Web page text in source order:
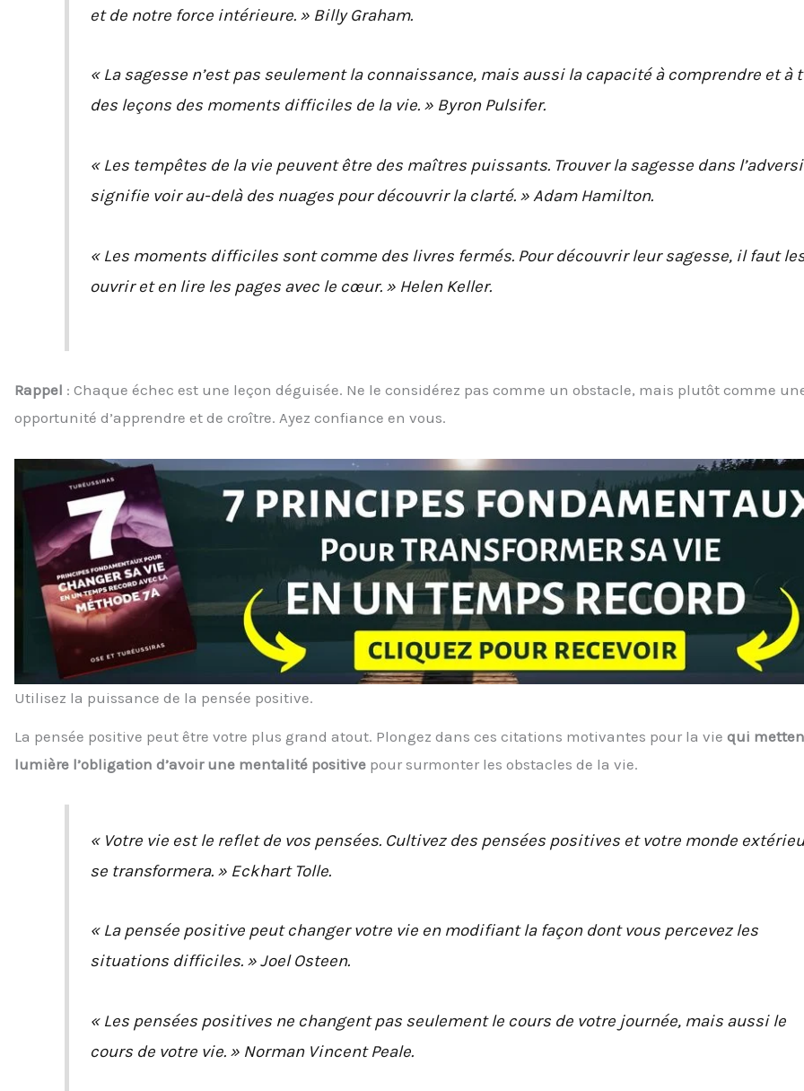
et de notre force intérieure. » Billy Graham.
« La sagesse n’est pas seulement la connaissance, mais aussi la capacité à comprendre et à
des leçons des moments difficiles de la vie. » Byron Pulsifer.
« Les tempêtes de la vie peuvent être des maîtres puissants. Trouver la sagesse dans
signifie voir au-delà des nuages pour découvrir la clarté. » Adam Hamilton.
« Les moments difficiles sont comme des livres fermés. Pour découvrir leur sagesse, il faut
ouvrir et en lire les pages avec le cœur. » Helen Keller.
Rappel : Chaque échec est une leçon déguisée. Ne le considérez pas comme un obstacle, mais plutôt comme
opportunité d’apprendre et de croître. Ayez confiance en vous.
Utilisez la puissance de la pensée positive.
La pensée positive peut être votre plus grand atout. Plongez dans ces citations motivantes pour la vie qui
lumière l’obligation d’avoir une mentalité positive pour surmonter les obstacles de la vie.
« Votre vie est le reflet de vos pensées. Cultivez des pensées positives et votre monde
se transformera. » Eckhart Tolle.
« La pensée positive peut changer votre vie en modifiant la façon dont vous percevez les
situations difficiles. » Joel Osteen.
« Les pensées positives ne changent pas seulement le cours de votre journée, mais aussi le
cours de votre vie. » Norman Vincent Peale.